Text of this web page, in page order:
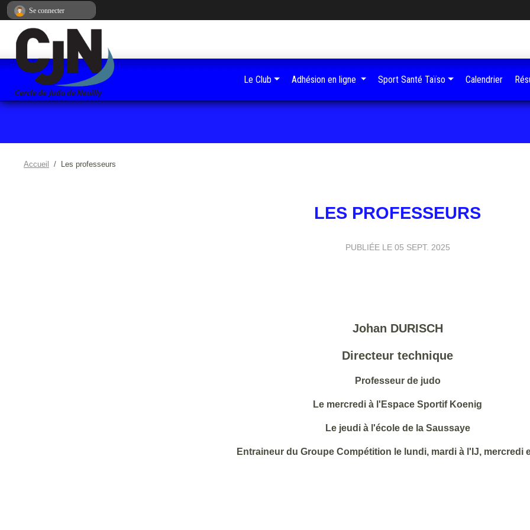
Accueil Les professeurs
LES PROFESSEURS
PUBLIÉE LE 05 SEPT. 2025
Johan DURISCH
Directeur technique
Professeur de judo
Le mercredi à l'Espace Sportif Koenig
Le jeudi à l'école de la Saussaye
Entraineur du Groupe Compétition le lundi, mardi à l'IJ, mercredi
Le Club Adhésion en ligne Sport Santé Taïso Calendrier
Se connecter
Panneau de gestion des cookies